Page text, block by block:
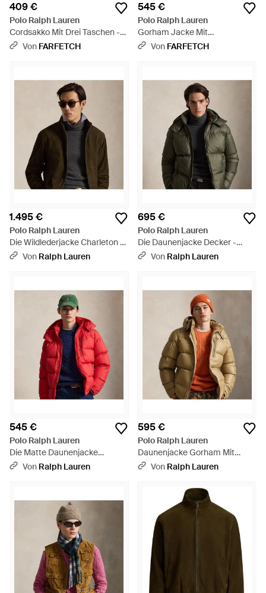
409 €
Polo Ralph Lauren
Cordsakko Mit Drei Taschen -
BlauVon FARFETCH
545 €
Polo Ralph Lauren
Gorham Jacke Mit
Abnehmbarer Kapuze - Rot
Von FARFETCH
1.495 €
Polo Ralph Lauren
Die Wildlederjacke Charleton -
Braun
Von Ralph Lauren
695 €
Polo Ralph Lauren
Die Daunenjacke Decker -
Braun
Von Ralph Lauren
545 €
Polo Ralph Lauren
Die Matte Daunenjacke
Gorham - Rot
Von Ralph Lauren
595 €
Polo Ralph Lauren
Daunenjacke Gorham Mit
Glänzendem Finish - Braun
Von Ralph Lauren